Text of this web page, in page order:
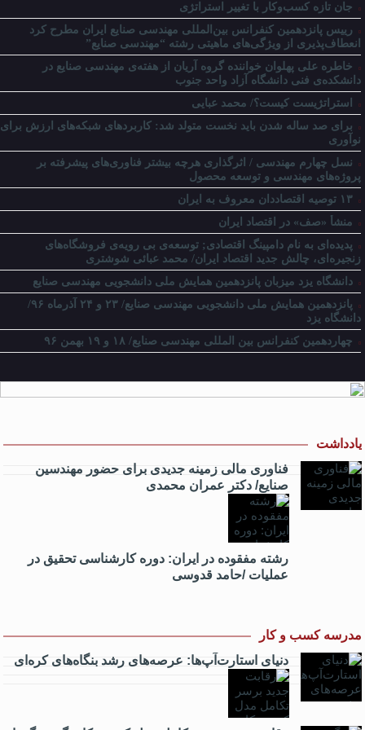
جان تازه کسب‌وکار با تغییر استراتژی
رییس پانزدهمین کنفرانس بین‌المللی مهندسی صنایع ایران مطرح کرد
انعطاف‌پذیری از ویژگی‌های ماهیتی رشته “مهندسی صنایع”
خاطره علی پهلوان خواننده گروه آریان از هفته‌ی مهندسی صنایع در
دانشکده‌ی فنی دانشگاه آزاد واحد جنوب
استراتژیست کیست؟‬/ محمد عبایی
برای صد ساله شدن باید نخست متولد شد: کاربردهای شبکه‌های ارزش برای
نوآوری
نسل چهارم مهندسی / اثرگذاری هرچه بیشتر فناوری‌های پیشرفته بر
پروژه‌های مهندسی و توسعه محصول
منشأ «صف» در اقتصاد ایران
پدیده‌ای به نام دامپینگ اقتصادی; توسعه‌ی بی رویه‌ی فروشگاه‌های
زنجیره‌ای، چالش جدید اقتصاد ایران/ محمد عبائی شوشتری
دانشگاه یزد میزبان پانزدهمین همایش ملی دانشجویی مهندسی صنایع
پانزدهمین همایش ملی دانشجویی مهندسی صنایع/ ۲۳ و ۲۴ آذرماه ۹۶/
دانشگاه یزد
چهاردهمین کنفرانس بین المللی مهندسی صنایع/ ۱۸ و ۱۹ بهمن ۹۶
یادداشت
فناوری مالی زمینه جدیدی برای حضور مهندسین
صنایع/ دکتر عمران محمدی
رشته مفقوده در ایران: دوره کارشناسی تحقیق در
عملیات /حامد قدوسی
مدرسه کسب و کار
دنیای استارت‌آپ‌ها: عرصه‌های رشد بنگاه‌های کره‌ای‌